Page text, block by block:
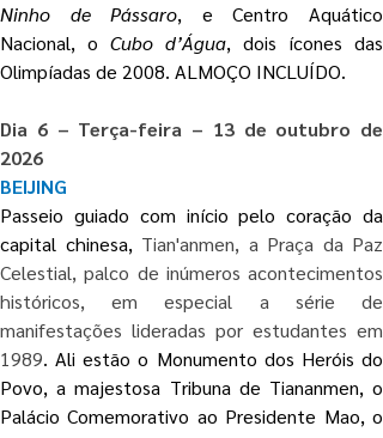
Ninho de Pássaro, e Centro Aquático
Nacional, o Cubo d’Água, dois ícones das
Olimpíadas de 2008. ALMOÇO INCLUÍDO.
Dia 6 – Terça-feira – 13 de outubro de
2026
BEIJING
Passeio guiado com início pelo coração da
capital chinesa, Tian'anmen, a Praça da Paz
Celestial, palco de inúmeros acontecimentos
históricos, em especial a série de
manifestações lideradas por estudantes em
1989. Ali estão o Monumento dos Heróis do
Povo, a majestosa Tribuna de Tiananmen, o
Palácio Comemorativo ao Presidente Mao, o